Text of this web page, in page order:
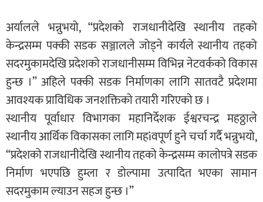
अर्यालले भन्नुभयो, “प्रदेशको राजधानीदेखि स्थानीय तहको
केन्द्रसम्म पक्की सडक सञ्जालले जोड्ने कार्यले स्थानीय तहको
सदरमुकामदेखि प्रदेशको राजधानीसम्म विभिन्न नेटवर्कको विकास
हुन्छ ।” अहिले पक्की सडक निर्माणका लागि सातवटै प्रदेशमा
आवश्यक प्राविधिक जनशक्तिको तयारी गरिएको छ ।
स्थानीय पूर्वाधार विभागका महानिर्देशक ईश्वरचन्द्र महठ्ठाले
स्थानीय आर्थिक विकासका लागि महìवपूर्ण हुने चर्चा गर्दै भन्नुभयो,
“प्रदेशको राजधानीदेखि स्थानीय तहको केन्द्रसम्म कालोपत्रे सडक
निर्माण भएपछि हुम्ला र डोल्पामा उत्पादित भएका सामान
सदरमुकाम ल्याउन सहज हुन्छ ।”